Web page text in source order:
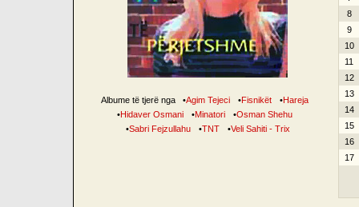
Albume të tjerë nga •Agim Tejeci •Fisnikët •Hareja
•Hidaver Osmani •Minatori •Osman Shehu
•Sabri Fejzullahu •TNT •Veli Sahiti - Trix
8
9
10
11
12
13
14
15
16
17